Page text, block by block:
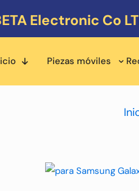
Electronic Co
Piezas móviles